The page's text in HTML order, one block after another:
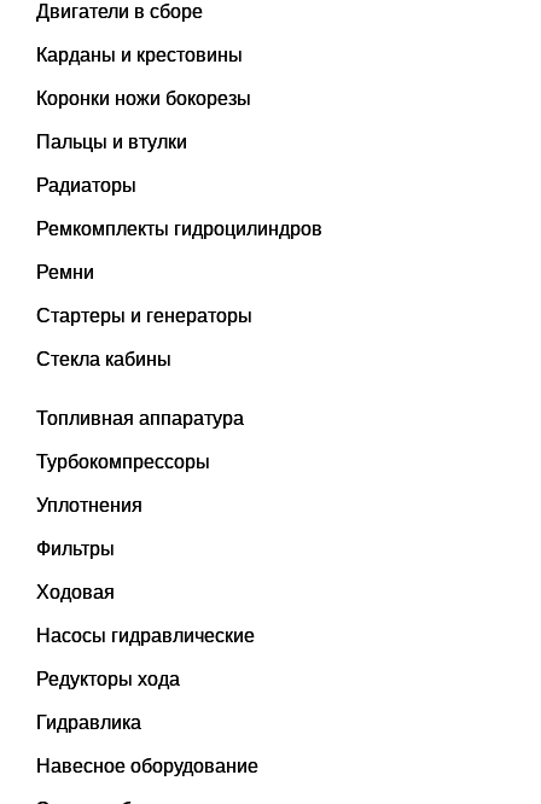
Двигатели в сборе
Карданы и крестовины
Коронки ножи бокорезы
Пальцы и втулки
Радиаторы
Ремкомплекты гидроцилиндров
Ремни
Стартеры и генераторы
Стекла кабины
Топливная аппаратура
Турбокомпрессоры
Уплотнения
Фильтры
Ходовая
Насосы гидравлические
Редукторы хода
Гидравлика
Навесное оборудование